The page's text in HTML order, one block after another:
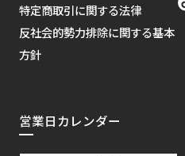
特定商取引に関する法律
反社会的勢力排除に関する基本
方針
営業日カレンダー